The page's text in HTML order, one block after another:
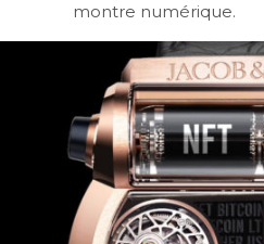
montre numérique.